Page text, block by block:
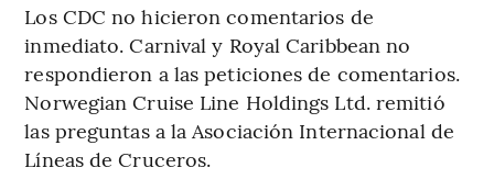
Los CDC no hicieron comentarios de
inmediato. Carnival y Royal Caribbean no
respondieron a las peticiones de comentarios.
Norwegian Cruise Line Holdings Ltd. remitió
las preguntas a la Asociación Internacional de
Líneas de Cruceros.